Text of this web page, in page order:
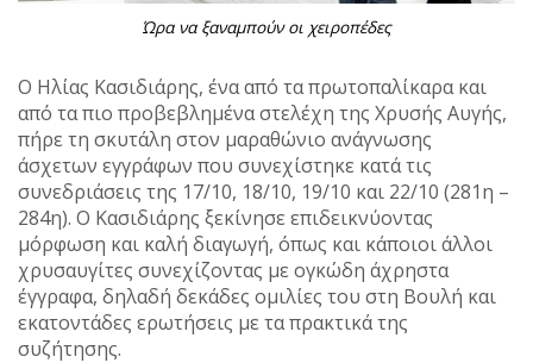
Ώρα να ξαναμπούν οι χειροπέδες
Ο Ηλίας Κασιδιάρης, ένα από τα πρωτοπαλίκαρα και
από τα πιο προβεβλημένα στελέχη της Χρυσής Αυγής,
πήρε τη σκυτάλη στον μαραθώνιο ανάγνωσης
άσχετων εγγράφων που συνεχίστηκε κατά τις
συνεδριάσεις της 17/10, 18/10, 19/10 και 22/10 (281η –
284η). Ο Κασιδιάρης ξεκίνησε επιδεικνύοντας
μόρφωση και καλή διαγωγή, όπως και κάποιοι άλλοι
χρυσαυγίτες συνεχίζοντας με ογκώδη άχρηστα
έγγραφα, δηλαδή δεκάδες ομιλίες του στη Βουλή και
εκατοντάδες ερωτήσεις με τα πρακτικά της
συζήτησης.